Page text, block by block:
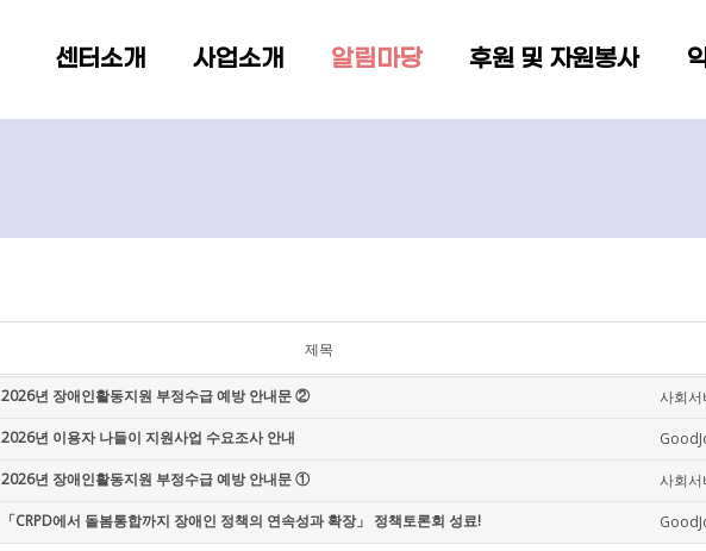
센터소개 사업소개 알림마당 후원 및 자원봉사
제목
2026년 장애인활동지원 부정수급 예방 안내문 ② 사회서
2026년 이용자 나들이 지원사업 수요조사 안내
2026년 장애인활동지원 부정수급 예방 안내문 ① 사회서
「CRPD에서 돌봄통합까지 장애인 정책의 연속성과 확장」 정책토론회 성료!